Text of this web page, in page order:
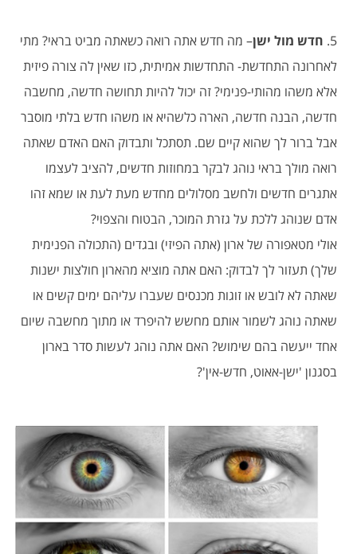
5. חדש מול ישן– מה חדש אתה רואה כשאתה מביט בראי? מתי
לאחרונה התחדשת- התחדשות אמיתית, כזו שאין לה צורה פיזית
אלא משהו מהותי-פנימי? זה יכול להיות תחושה חדשה, מחשבה
חדשה, הבנה חדשה, הארה כלשהיא או משהו חדש בלתי מוסבר
אבל ברור לך שהוא קיים שם. תסתכל ותבדוק האם האדם שאתה
רואה מולך בראי נוהג לבקר במחוזות חדשים, להציב לעצמו
אתגרים חדשים ולחשב מסלולים מחדש מעת לעת או שמא זהו
אדם שנוהג ללכת על גזרת המוכר, הבטוח והצפוי?
אולי מטאפורה של ארון (אתה הפיזי) ובגדים (התכולה הפנימית
שלך) תעזור לך לבדוק: האם אתה מוציא מהארון חולצות ישנות
שאתה לא לובש או זוגות מכנסים שעברו עליהם ימים קשים או
שאתה נוהג לשמור אותם מחשש להיפרד או מתוך מחשבה שיום
אחד ייעשה בהם שימוש? האם אתה נוהג לעשות סדר בארון
בסגנון 'ישן-אאוט, חדש-אין'?